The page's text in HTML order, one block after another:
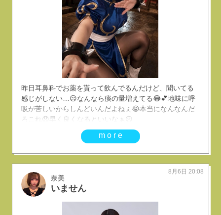
昨日耳鼻科でお薬を貰って飲んでるんだけど、聞いてる
感じがしない…☹️なんなら痰の量増えてる😂︎💕︎︎地味に呼
吸が苦しいからしんどいんだよねぇ😭本当になんなんだ
ろこれ😞早く良くなるといいなぁ☹️
more
奈美
いません
8月6日 20:08